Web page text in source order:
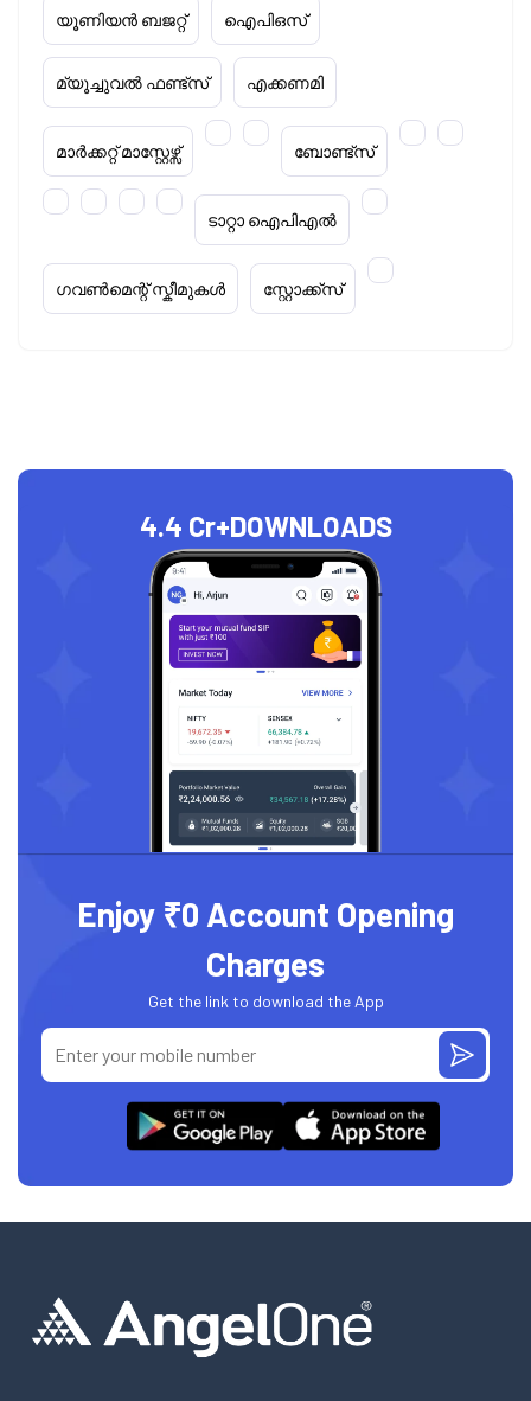
യൂണിയൻ ബജറ്റ് ഐപിഒസ്
മ്യൂച്ചുവൽ ഫണ്ട്സ് എക്കണമി
മാർക്കറ്റ് മാസ്റ്റേഴ്സ് ബോണ്ട്സ്
ടാറ്റാ ഐപിഎൽ
ഗവൺമെന്റ് സ്കീമുകൾ സ്റ്റോക്ക്‌സ്
4.4 Cr+DOWNLOADS
Enjoy ₹0 Account Opening
Charges
Get the link to download the App